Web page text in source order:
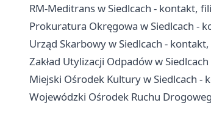
RM-Meditrans w Siedlcach - kontakt,
Prokuratura Okręgowa w Siedlcach -
Urząd Skarbowy w Siedlcach -
Zakład Utylizacji Odpadów w
Miejski Ośrodek Kultury w Siedlcach -
Wojewódzki Ośrodek Ruchu